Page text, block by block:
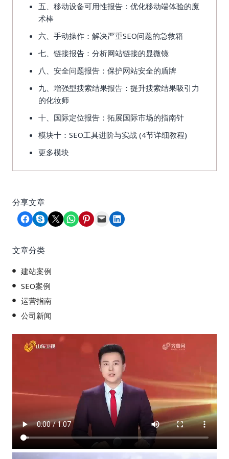
五、移动设备可用性报告：优化移动端体验的魔
术棒
六、手动操作：解决严重SEO问题的急救箱
七、链接报告：分析网站链接的显微镜
八、安全问题报告：保护网站安全的盾牌
九、增强型搜索结果报告：提升搜索结果吸引力
的化妆师
十、国际定位报告：拓展国际市场的指南针
模块十：SEO工具进阶与实战 (4节详细教程)
更多模块
分享文章
Share on Facebook
Share on Skype
Share on X Share on WhatsApp
Share on Pinterest
Email this PageShare on LinkedIn
文章分类
建站案例
SEO案例
运营指南
公司新闻